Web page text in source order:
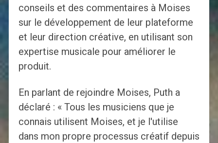
conseils et des commentaires à Moises
sur le développement de leur plateforme
et leur direction créative, en utilisant son
expertise musicale pour améliorer le
produit.
En parlant de rejoindre Moises, Puth a
déclaré : « Tous les musiciens que je
connais utilisent Moises, et je l'utilise
dans mon propre processus créatif depuis